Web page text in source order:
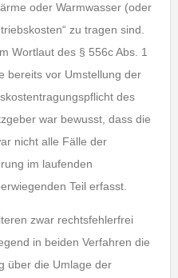
oder Warmwasser (oder
zu tragen sind.
Wortlaut des § 556c Abs. 1
bereits vor Umstellung der
des
war bewusst, dass die
nicht alle Fälle der
im laufenden
Teil erfasst.
zwar rechtsfehlerfrei
in beiden Verfahren die
über die Umlage der